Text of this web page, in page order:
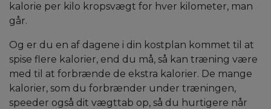
kalorie per kilo kropsvægt for hver kilometer, man
går.
Og er du en af dagene i din kostplan kommet til at
spise flere kalorier, end du må, så kan træning være
med til at forbrænde de ekstra kalorier. De mange
kalorier, som du forbrænder under træningen,
speeder også dit vægttab op, så du hurtigere når